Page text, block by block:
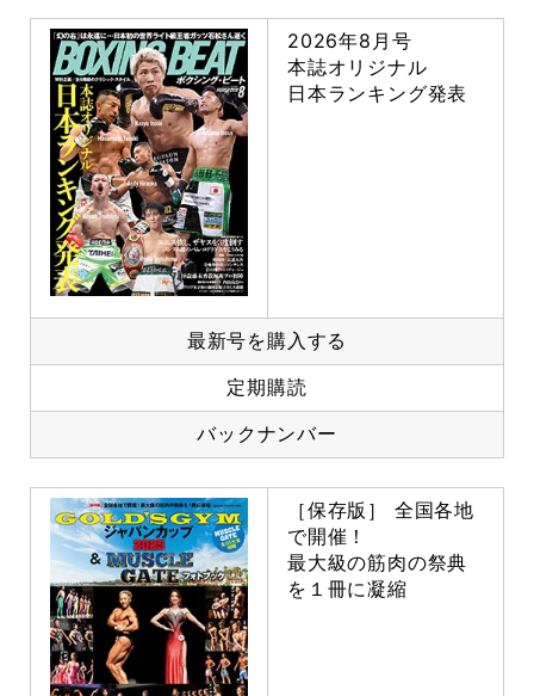
2026年8月号
本誌オリジナル
日本ランキング発表
最新号を購入する
定期購読
バックナンバー
［保存版］ 全国各地
で開催！
最大級の筋肉の祭典
を１冊に凝縮